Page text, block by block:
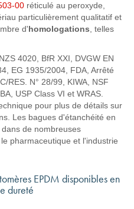
00 réticulé au peroxyde,
particulièrement qualitatif et
d'homologations , telles
4020, BfR XXI, DVGW EN
EG 1935/2004, FDA, Arrêté
RES. N° 28/99, KIWA, NSF
USP Class VI et WRAS.
pour plus de détails sur
Les bagues d'étanchéité en
de nombreuses
pharmaceutique et l'industrie
EPDM disponibles en
dureté